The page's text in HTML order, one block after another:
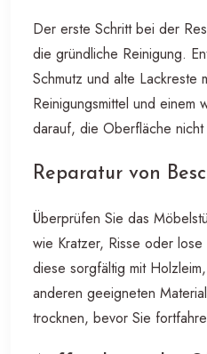
Der erste Schritt bei der
die gründliche Reinigung.
Schmutz und alte Lackreste
Reinigungsmittel und einem
darauf, die Oberfläche
Reparatur von
Überprüfen Sie das
wie Kratzer, Risse oder
diese sorgfältig mit
anderen geeigneten
trocknen, bevor Sie